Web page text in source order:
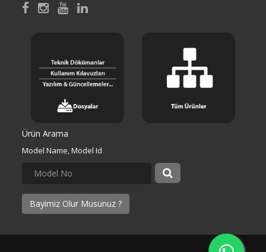
Ürün Arama
Model Name, Model Id
Bayimiz Olur Musunuz ?